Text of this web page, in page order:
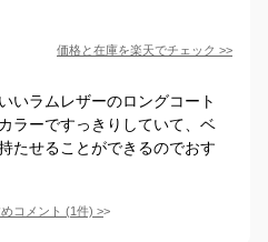
価格と在庫を楽天でチェック >>
いラムレザーのロングコート
ラーですっきりしていて、ベ
たせることができるのでおす
コメント (1件) >